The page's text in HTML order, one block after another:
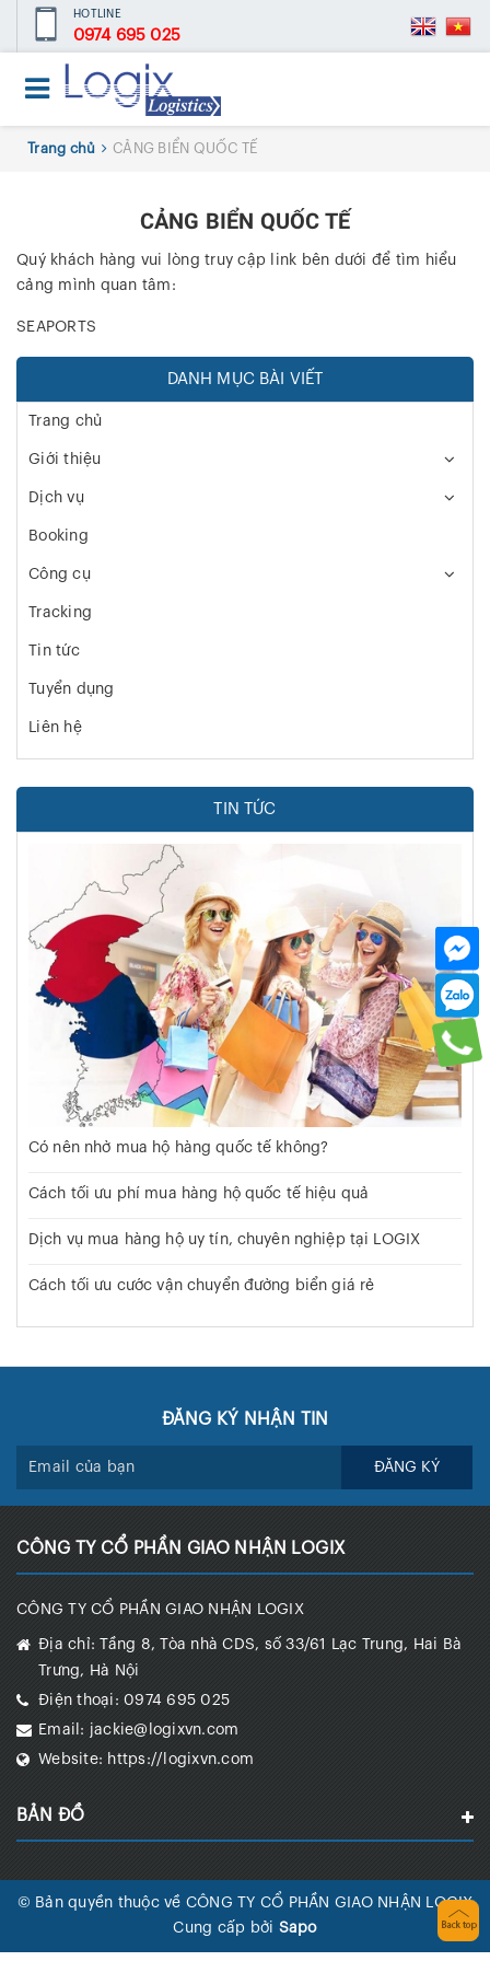
HOTLINE
0974 695 025
Trang chủ CẢNG BIỂN QUỐC TẾ
CẢNG BIỂN QUỐC TẾ
Quý khách hàng vui lòng truy cập link bên dưới để tìm hiểu
cảng mình quan tâm:
SEAPORTS
DANH MỤC BÀI VIẾT
Trang chủ
Giới thiệu
Dịch vụ
Booking
Công cụ
Tracking
Tin tức
Tuyển dụng
Liên hệ
TIN TỨC
Có nên nhờ mua hộ hàng quốc tế không?
Cách tối ưu phí mua hàng hộ quốc tế hiệu quả
Dịch vụ mua hàng hộ uy tín, chuyên nghiệp tại LOGIX
Cách tối ưu cước vận chuyển đường biển giá rẻ
ĐĂNG KÝ NHẬN TIN
ĐĂNG KÝ
CÔNG TY CỔ PHẦN GIAO NHẬN LOGIX
CÔNG TY CỔ PHẦN GIAO NHẬN LOGIX
Địa chỉ:
Tầng 8, Tòa nhà CDS, số 33/61 Lạc Trung, Hai Bà
Trưng, Hà Nội
Điện thoại: 0974 695 025
Email: jackie@logixvn.com
Website: https://logixvn.com
BẢN ĐỒ
© Bản quyền thuộc về CÔNG TY CỔ PHẦN GIAO NHẬN LOGIX
Cung cấp bởi Sapo